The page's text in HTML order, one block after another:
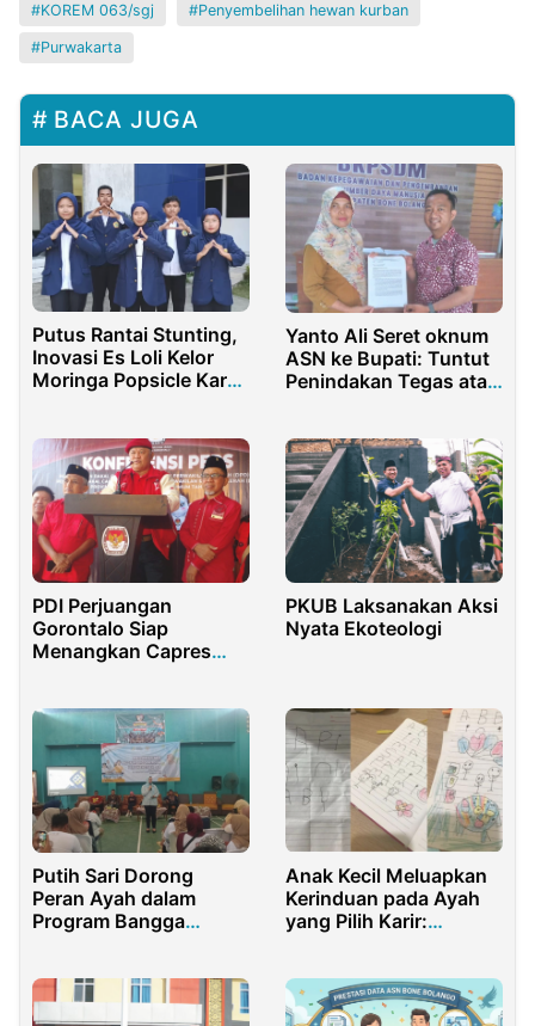
KOREM 063/sgj Penyembelihan hewan kurban
Purwakarta
BACA JUGA
Putus Rantai Stunting,
Inovasi Es Loli Kelor
Moringa Popsicle Karya
2026
Yanto Ali Seret oknum
ASN ke Bupati: Tuntut
Penindakan Tegas atas
PDI Perjuangan
Gorontalo Siap
Menangkan Capres
PKUB Laksanakan Aksi
Nyata Ekoteologi
Putih Sari Dorong
Peran Ayah dalam
Program Bangga
Anak Kecil Meluapkan
Kerinduan pada Ayah
yang Pilih Karir:
Mendalam di Tengah
Proses Perceraian